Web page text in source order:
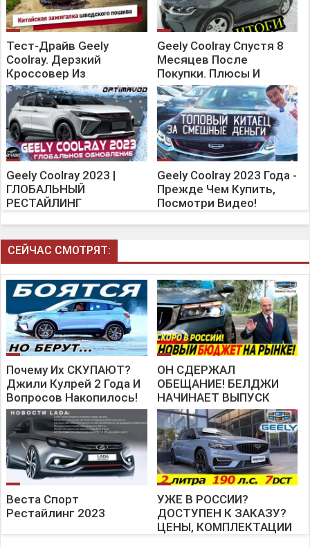
Тест-Драйв Geely
Coolray. Дерзкий
Кроссовер Из
Поднебесной!
Geely Coolray Спустя 8
Месяцев После
Покупки. Плюсы И
Минусы
Geely Coolray 2023 |
ГЛОБАЛЬНЫЙ
РЕСТАЙЛИНГ
Geely Coolray 2023 Года -
Прежде Чем Купить,
Посмотри Видео!
СЕЙЧАС СМОТРЯТ:
Почему Их СКУПАЮТ?
Джили Кулрей 2 Года И
Вопросов Накопилось!
Но Geely Ждут По
Полгода!
ОН СДЕРЖАЛ
ОБЕЩАНИЕ! БЕЛДЖИ
НАЧИНАЕТ ВЫПУСК
СЕДАНА ДЛЯ РОССИИ!
[GEELY EMGRAND 7 NEW
2022]
Веста Спорт
Рестайлинг 2023
УЖЕ В РОССИИ?
ДОСТУПЕН К ЗАКАЗУ?
ЦЕНЫ, КОМПЛЕКТАЦИИ